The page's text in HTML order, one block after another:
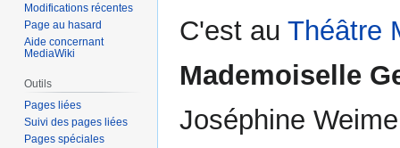
navigation
recherche
C'est au Théâtre
Mademoiselle
Joséphine
Modifications récentes
Page au hasard
Aide concernant
MediaWiki
Outils
Pages liées
Suivi des pages liées
Pages spéciales